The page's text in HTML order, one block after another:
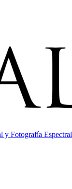
y Fotografía Espectral